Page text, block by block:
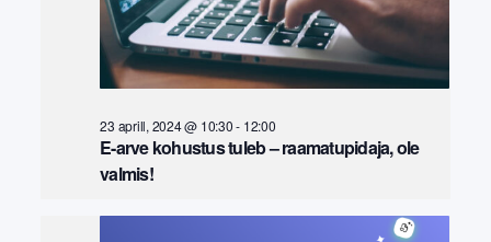
23 aprill, 2024 @ 10:30- 12:00
E-arve kohustus tuleb – raamatupidaja, ole
valmis!